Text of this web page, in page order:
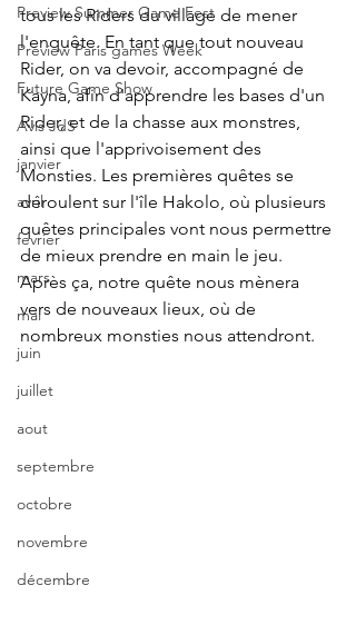
Preview Summer Game Fest
Preview Paris games Week
Future Game Show
Avis JdS
janvier
avril
fevrier
mars
mai
juin
juillet
aout
septembre
octobre
novembre
décembre
tous les Riders du village de mener
l'enquête. En tant que tout nouveau
Rider, on va devoir, accompagné de
Kayna, afin d'apprendre les bases d'un
Rider, et de la chasse aux monstres,
ainsi que l'apprivoisement des
Monsties. Les premières quêtes se
déroulent sur l'île Hakolo, où plusieurs
quêtes principales vont nous permettre
de mieux prendre en main le jeu.
Après ça, notre quête nous mènera
vers de nouveaux lieux, où de
nombreux monsties nous attendront.